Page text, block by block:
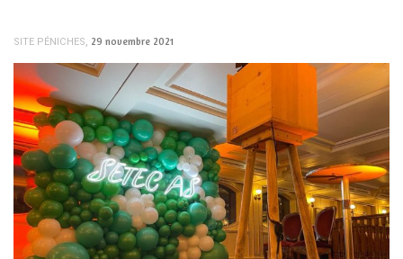
SITE PÉNICHES, 29 novembre 2021